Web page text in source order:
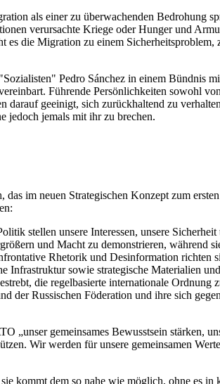
als einer zu überwachenden Bedrohung
verursachte Kriege oder Hunger und
die Migration zu einem Sicherheitsproblem,
Pedro Sánchez in einem Bündnis
Führende Persönlichkeiten sowohl
geeinigt, sich zurückhaltend zu
jedoch jemals mit ihr zu brechen.
im neuen Strategischen Konzept zum
stellen unsere Interessen, unsere
und Macht zu demonstrieren, während
Rhetorik und Desinformation richten
Infrastruktur sowie strategische Materialien
die regelbasierte internationale Ordnung
Russischen Föderation und ihre sich
gemeinsames Bewusstsein stärken,
Wir werden für unsere gemeinsamen
kommt dem so nahe wie möglich, ohne es